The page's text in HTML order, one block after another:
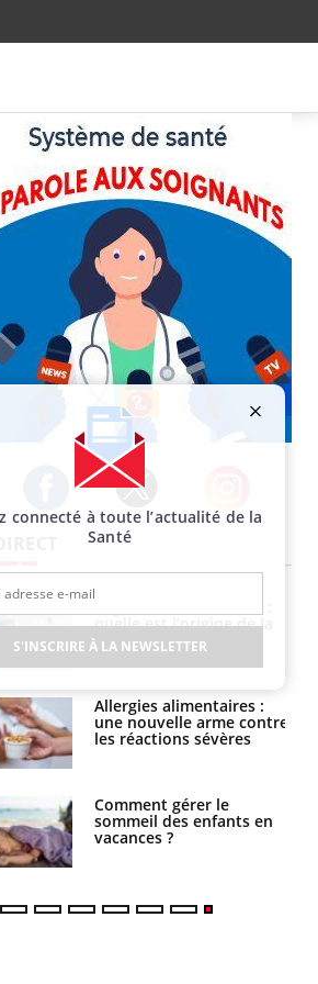
Facebook Twitter Instagram
quelle est l’origine de la
contamination ?
Allergies alimentaires :
une nouvelle arme contre
les réactions sévères
Comment gérer le
sommeil des enfants en
vacances ?
connecté à toute l’actualité de la
Santé
S'INSCRIRE À LA NEWSLETTER